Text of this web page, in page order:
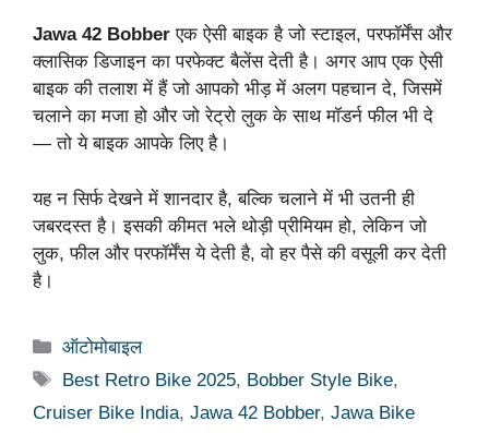
Jawa 42 Bobber एक ऐसी बाइक है जो स्टाइल, परफॉर्मेंस और
क्लासिक डिजाइन का परफेक्ट बैलेंस देती है। अगर आप एक ऐसी
बाइक की तलाश में हैं जो आपको भीड़ में अलग पहचान दे, जिसमें
चलाने का मजा हो और जो रेट्रो लुक के साथ मॉडर्न फील भी दे
— तो ये बाइक आपके लिए है।
यह न सिर्फ देखने में शानदार है, बल्कि चलाने में भी उतनी ही
जबरदस्त है। इसकी कीमत भले थोड़ी प्रीमियम हो, लेकिन जो
लुक, फील और परफॉर्मेंस ये देती है, वो हर पैसे की वसूली कर देती
है।
Categories
ऑटोमोबाइल
Tags
Best Retro Bike 2025, Bobber Style Bike,
Cruiser Bike India, Jawa 42 Bobber, Jawa Bike